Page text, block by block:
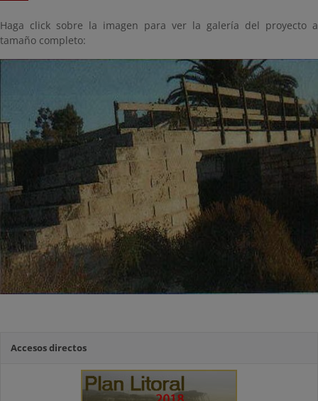
Haga click sobre la imagen para ver la galería del proyecto a
tamaño completo:
Accesos directos